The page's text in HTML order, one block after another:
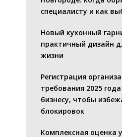
специалисту и как
Новый кухонный
практичный дизайн
жизни
Регистрация
требования 2025
бизнесу, чтобы
блокировок
Комплексная оценка